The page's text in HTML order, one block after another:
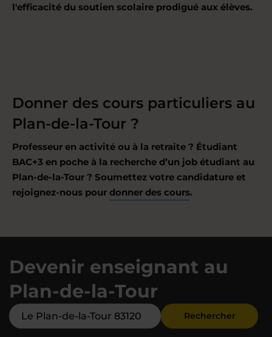
l'efficacité du soutien scolaire prodigué aux élèves.
Donner des cours particuliers au
Plan-de-la-Tour ?
Professeur en activité ou à la retraite ? Étudiant
BAC+3 en poche à la recherche d’un job étudiant au
Plan-de-la-Tour ? Soumettez votre candidature et
rejoignez-nous pour donner des cours.
Devenir enseignant au
Plan-de-la-Tour
Rechercher